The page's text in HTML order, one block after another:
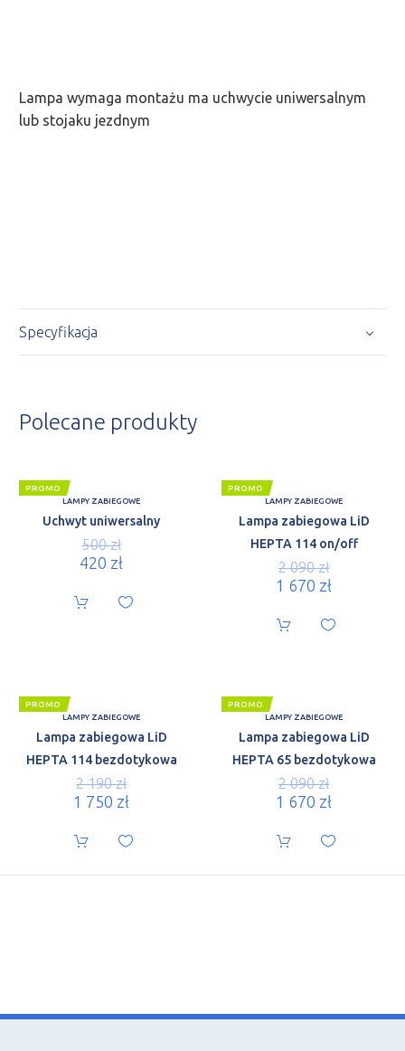
Lampa wymaga montażu ma uchwycie uniwersalnym
lub stojaku jezdnym
Specyfikacja
Polecane produkty
PROMO
LAMPY ZABIEGOWE
Uchwyt uniwersalny
500zł
420 zł
PROMO
LAMPY ZABIEGOWE
Lampa zabiegowa LiD
HEPTA 114 on/off
2 090zł
1 670 zł
PROMO
LAMPY ZABIEGOWE
Lampa zabiegowa LiD
HEPTA 114 bezdotykowa
2 190zł
1 750 zł
PROMO
LAMPY ZABIEGOWE
Lampa zabiegowa LiD
HEPTA 65 bezdotykowa
2 090zł
1 670 zł